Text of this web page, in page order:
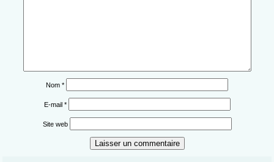
Nom *
E-mail *
Site web